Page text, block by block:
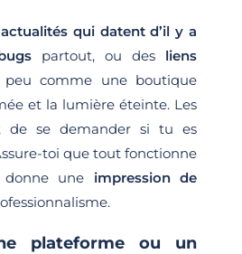
actualités qui datent d’il y a
partout, ou des liens
peu comme une boutique
et la lumière éteinte. Les
de se demander si tu es
toi que tout fonctionne
une impression de
plateforme ou un